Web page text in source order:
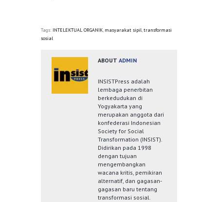
Tags: INTELEKTUAL ORGANIK, masyarakat sipil,transformasi
sosial
ABOUTADMIN
INSISTPress adalah
lembaga penerbitan
berkedudukan di
Yogyakarta yang
merupakan anggota dari
konfederasi Indonesian
Society for Social
Transformation (INSIST).
Didirikan pada 1998
dengan tujuan
mengembangkan
wacana kritis, pemikiran
alternatif, dan gagasan-
gagasan baru tentang
transformasi sosial.